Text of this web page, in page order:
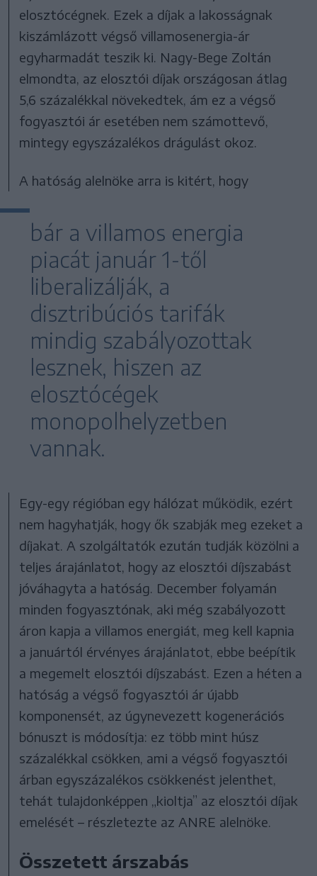
elosztócégnek. Ezek a díjak a lakosságnak
kiszámlázott végső villamosenergia-ár
egyharmadát teszik ki. Nagy-Bege Zoltán
elmondta, az elosztói díjak országosan átlag
5,6 százalékkal növekedtek, ám ez a végső
fogyasztói ár esetében nem számottevő,
mintegy egyszázalékos drágulást okoz.
A hatóság alelnöke arra is kitért, hogy
bár a villamos energia
piacát január 1-től
liberalizálják, a
disztribúciós tarifák
mindig szabályozottak
lesznek, hiszen az
elosztócégek
monopolhelyzetben
vannak.
Egy-egy régióban egy hálózat működik, ezért
nem hagyhatják, hogy ők szabják meg ezeket a
díjakat. A szolgáltatók ezután tudják közölni a
teljes árajánlatot, hogy az elosztói díjszabást
jóváhagyta a hatóság. December folyamán
minden fogyasztónak, aki még szabályozott
áron kapja a villamos energiát, meg kell kapnia
a januártól érvényes árajánlatot, ebbe beépítik
a megemelt elosztói díjszabást. Ezen a héten a
hatóság a végső fogyasztói ár újabb
komponensét, az úgynevezett kogenerációs
bónuszt is módosítja: ez több mint húsz
százalékkal csökken, ami a végső fogyasztói
árban egyszázalékos csökkenést jelenthet,
tehát tulajdonképpen „kioltja” az elosztói díjak
emelését – részletezte az ANRE alelnöke.
Összetett árszabás